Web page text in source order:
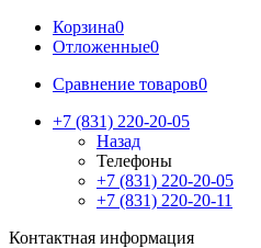
Корзина0
Отложенные0
Сравнение товаров0
+7 (831) 220-20-05
Назад
Телефоны
+7 (831) 220-20-05
+7 (831) 220-20-11
Контактная информация